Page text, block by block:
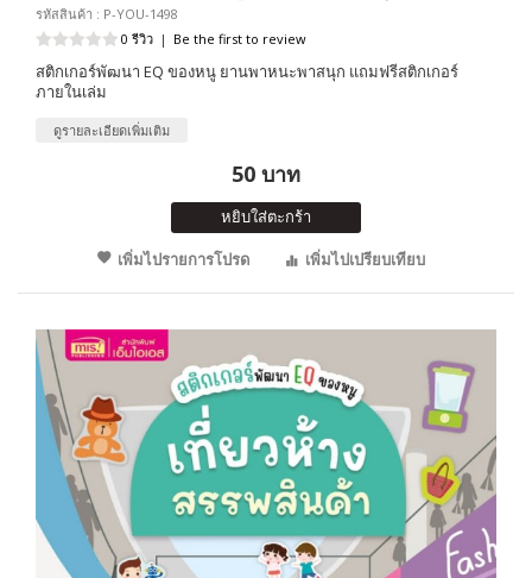
รหัสสินค้า : P-YOU-1498
0 รีวิว | Be the first to review
สติกเกอร์พัฒนา EQ ของหนู ยานพาหนะพาสนุก แถมฟรีสติกเกอร์
ภายในเล่ม
ดูรายละเอียดเพิ่มเติม
50 บาท
หยิบใส่ตะกร้า
เพิ่มไปรายการโปรด
เพิ่มไปเปรียบเทียบ